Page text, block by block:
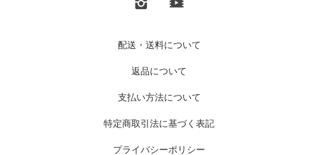
配送・送料について
返品について
支払い方法について
特定商取引法に基づく表記
プライバシーポリシー